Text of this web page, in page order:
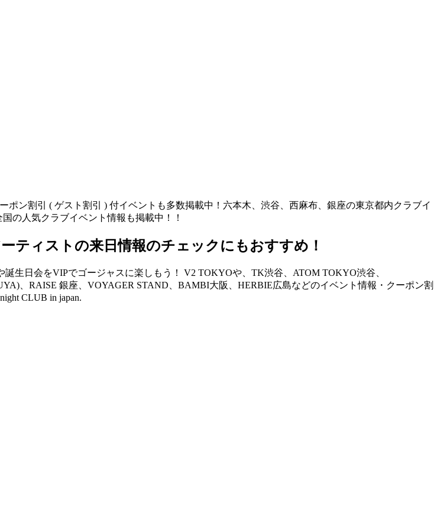
ン割引 ( ゲスト割引 ) 付イベントも多数掲載中！六本木、渋谷、西麻布、銀座の東京都内クラブイ
の人気クラブイベント情報も掲載中！！
ティストの来日情報のチェックにもおすすめ！
生日会をVIPでゴージャスに楽しもう！ V2 TOKYOや、TK渋谷、ATOM TOKYO渋谷、
、RAISE 銀座、VOYAGER STAND、BAMBI大阪、HERBIE広島などのイベント情報・クーポン割
CLUB in japan.